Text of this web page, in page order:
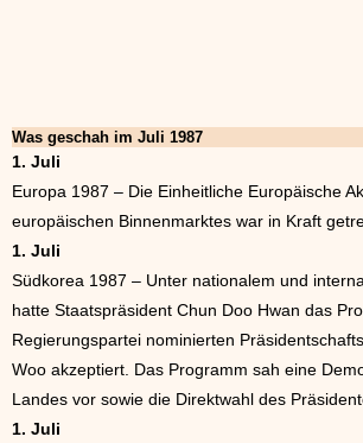
Was geschah im Juli 1987
1. Juli
Europa 1987 – Die Einheitliche Europäische
europäischen Binnenmarktes war in Kraft
1. Juli
Südkorea 1987 – Unter nationalem und
hatte Staatspräsident Chun Doo Hwan das
Regierungspartei nominierten
Woo akzeptiert. Das Programm sah eine
Landes vor sowie die Direktwahl des
1. Juli